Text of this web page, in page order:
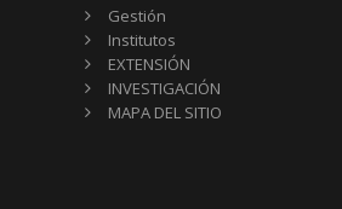
Gestión
Institutos
EXTENSIÓN
INVESTIGACIÓN
MAPA DEL SITIO